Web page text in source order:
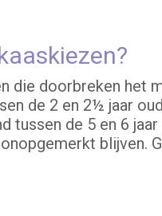
die doorbreken het
de 2 en 2½ jaar
tussen de 5 en 6
blijven.